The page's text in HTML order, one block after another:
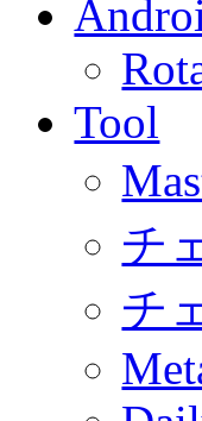
Tool
チ
チ